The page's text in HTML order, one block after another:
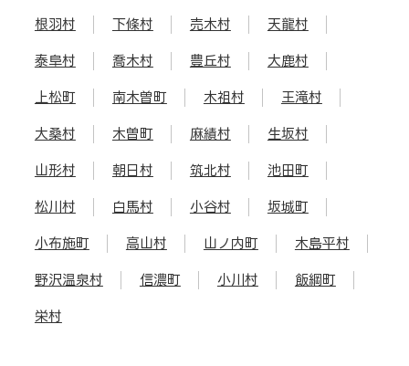
根羽村 下條村 売木村 天龍村
泰阜村 喬木村 豊丘村 大鹿村
上松町 南木曽町 木祖村 王滝村
大桑村 木曽町 麻績村 生坂村
山形村 朝日村 筑北村 池田町
松川村 白馬村 小谷村 坂城町
小布施町 高山村 山ノ内町 木島平村
野沢温泉村 信濃町 小川村 飯綱町
栄村